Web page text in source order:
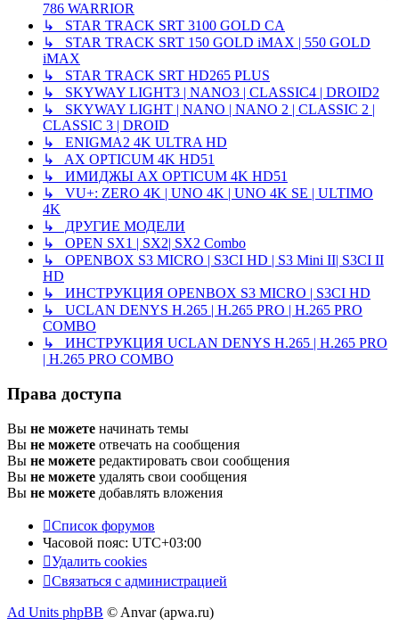
786 WARRIOR
↳ STAR TRACK SRT 3100 GOLD CA
↳ STAR TRACK SRT 150 GOLD iMAX | 550 GOLD
iMAX
↳ STAR TRACK SRT HD265 PLUS
↳ SKYWAY LIGHT3 | NANO3 | CLASSIC4 | DROID2
↳ SKYWAY LIGHT | NANO | NANO 2 | CLASSIC 2 |
CLASSIC 3 | DROID
↳ ENIGMA2 4K ULTRA HD
↳ AX OPTICUM 4K HD51
↳ ИМИДЖЫ AX OPTICUM 4K HD51
↳ VU+: ZERO 4K | UNO 4K | UNO 4K SE | ULTIMO
4K
↳ ДРУГИЕ МОДЕЛИ
↳ OPEN SX1 | SX2| SX2 Combo
↳ OPENBOX S3 MICRO | S3CI HD | S3 Mini II| S3CI II
HD
↳ ИНСТРУКЦИЯ OPENBOX S3 MICRO | S3CI HD
↳ UCLAN DENYS H.265 | H.265 PRO | H.265 PRO
COMBO
↳ ИНСТРУКЦИЯ UCLAN DENYS H.265 | H.265 PRO
| H.265 PRO COMBO
Права доступа
Вы не можете начинать темы
Вы не можете отвечать на сообщения
Вы не можете редактировать свои сообщения
Вы не можете удалять свои сообщения
Вы не можете добавлять вложения
Список форумов
Часовой пояс: UTC+03:00
Удалить cookies
Связаться с администрацией
Ad Units phpBB © Anvar (apwa.ru)